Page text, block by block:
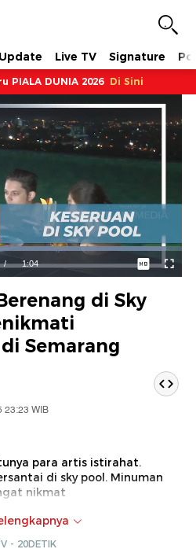
Live TV Signature
PIALA DUNIA 2026 Di Sini
/ Durasi
1:04
Dimuat:
94.91%
di Sky
Semarang
23:23 WIB
para artis istirahat.
di sky pool. Minuman
nikmat
Trans TV (Ade)
- 20DETIK